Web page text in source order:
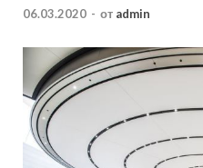
06.03.2020 - от admin